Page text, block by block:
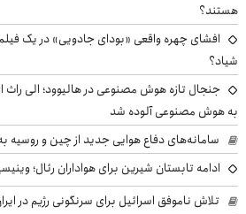
هستند؟
افشای چهره واقعی «بودای جادویی» در یک
شیاد؟
جنجال تازه هوش مصنوعی در هالیوود؛ الی
به هوش مصنوعی آلوده شد
سامانه‌های دفاع هوایی جدید از چین و روسیه
ادامه تابستان شیرین برای هواداران رئال؛
تلاش ناموفق اسرائیل برای سرنگونی رژیم در